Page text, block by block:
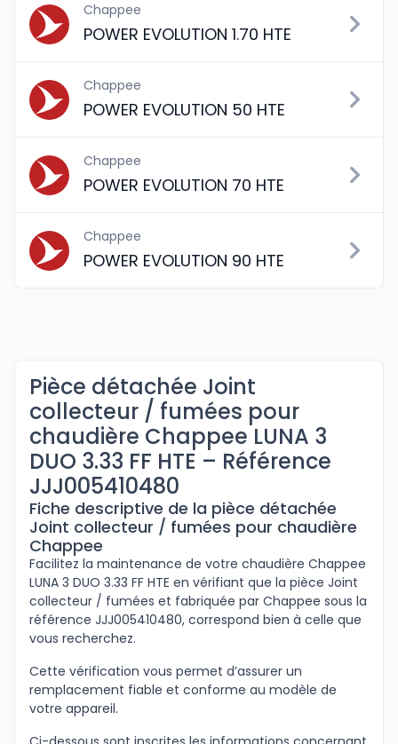
Chappee
POWER EVOLUTION 1.70 HTE
Chappee
POWER EVOLUTION 50 HTE
Chappee
POWER EVOLUTION 70 HTE
Chappee
POWER EVOLUTION 90 HTE
Pièce détachée Joint
collecteur / fumées pour
chaudière Chappee LUNA 3
DUO 3.33 FF HTE – Référence
JJJ005410480
Fiche descriptive de la pièce détachée
Joint collecteur / fumées pour chaudière
Chappee
Facilitez la maintenance de votre chaudière Chappee
LUNA 3 DUO 3.33 FF HTE en vérifiant que la pièce Joint
collecteur / fumées et fabriquée par Chappee sous la
référence JJJ005410480, correspond bien à celle que
vous recherchez.
Cette vérification vous permet d’assurer un
remplacement fiable et conforme au modèle de
votre appareil.